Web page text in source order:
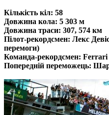
Кількість кіл: 58
Довжина кола: 5 303 м
Довжина траси: 307, 574 км
Пілот-рекордсмен: Лекс
перемоги)
Команда-рекордсмен: Ferrari
Попередній переможець: